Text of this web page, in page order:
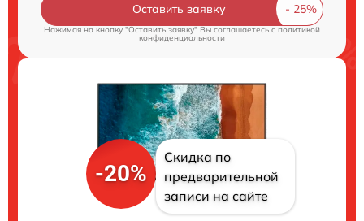
Оставить заявку
Нажимая на кнопку "Оставить заявку" Вы соглашаетесь cполитикой
конфиденциальности
-20%
Скидка по
предварительной
записи на сайте